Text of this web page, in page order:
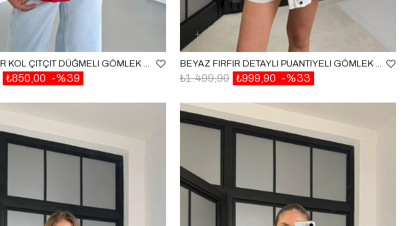
KIRMIZI SIFIR KOL ÇITÇIT DÜĞMELI GÖMLEK GAUS-01639
%39
₺850,00
BEYAZ FIRFIR DETAYLI PUANTIYELI GÖMLEK GAUS-01262
%33
₺999,90
₺1.499,90